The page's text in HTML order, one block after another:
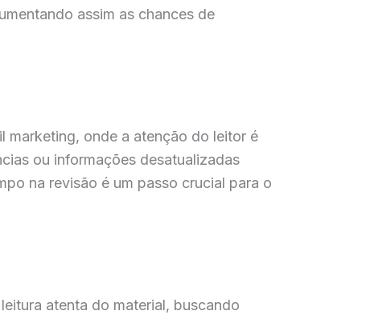
assim as chances de
marketing, onde a atenção do leitor é
ou informações desatualizadas
na revisão é um passo crucial para o
atenta do material, buscando